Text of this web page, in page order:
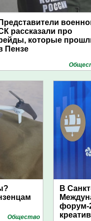
Представители
рассказали про
которые
Пензе
Общество
В
форум-